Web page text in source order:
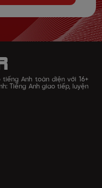
Anh toàn diện với 16+
Tiếng Anh giao tiếp, luyện